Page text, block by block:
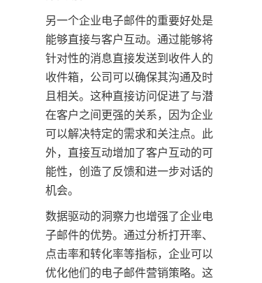
另一个企业电子邮件的重要好处是
能够直接与客户互动。通过能够将
针对性的消息直接发送到收件人的
收件箱，公司可以确保其沟通及时
且相关。这种直接访问促进了与潜
在客户之间更强的关系，因为企业
可以解决特定的需求和关注点。此
外，直接互动增加了客户互动的可
能性，创造了反馈和进一步对话的
机会。
数据驱动的洞察力也增强了企业电
子邮件的优势。通过分析打开率、
点击率和转化率等指标，企业可以
优化他们的电子邮件营销策略。这